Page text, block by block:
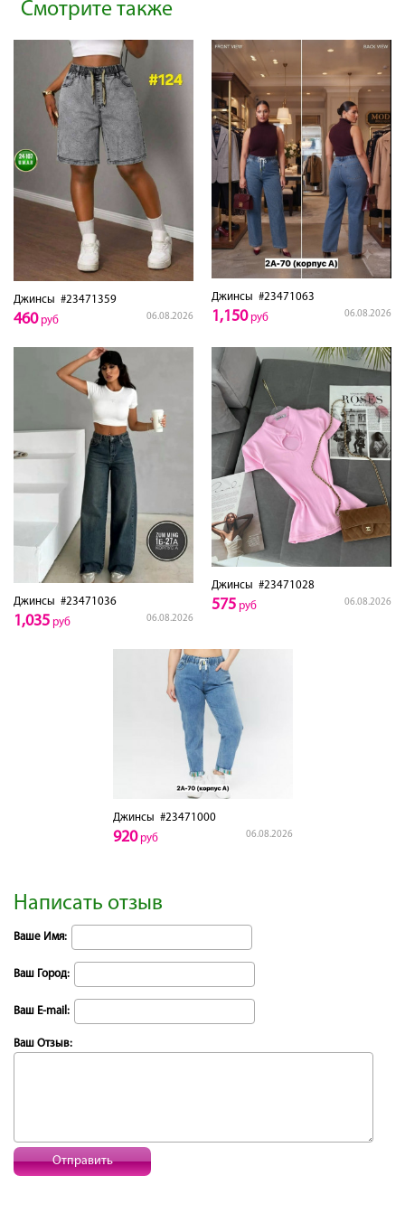
Смотрите также
Джинсы #23471359
06.08.2026
460руб
Джинсы #23471063
06.08.2026
1,150руб
Джинсы #23471036
06.08.2026
1,035 руб
Джинсы #23471028
06.08.2026
575 руб
Джинсы #23471000
06.08.2026
920руб
Написать отзыв
Ваше Имя:
Ваш Город:
Ваш E-mail:
Ваш Отзыв:
Отправить